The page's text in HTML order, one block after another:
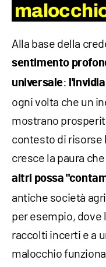
Alla base della
sentimento
universale:
ogni volta che un
mostrano
contesto di
cresce la paura
altri possa
antiche società
per esempio, dove
raccolti incerti e a
malocchio